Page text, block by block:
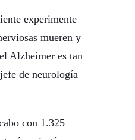
experimente
mueren y
Alzheimer es tan
de neurología
con 1.325